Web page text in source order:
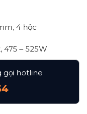
4 hộc
475 – 525W
gọi hotline